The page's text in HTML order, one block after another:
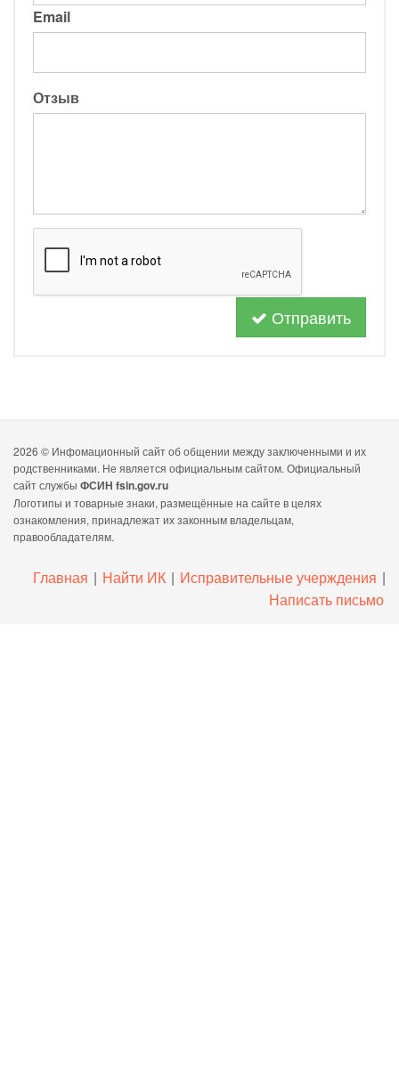
Email
Отзыв
Отправить
2026 © Инфомационный сайт об общении между заключенными и их
родственниками. Не является официальным сайтом. Официальный
сайт службы ФСИН fsin.gov.ru
Логотипы и товарные знаки, размещённые на сайте в целях
ознакомления, принадлежат их законным владельцам,
правообладателям.
Главная | Найти ИК | Исправительные учерждения |
Написать письмо